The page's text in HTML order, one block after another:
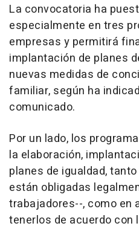
La convocatoria ha
especialmente en tres
empresas y permitirá
implantación de planes
nuevas medidas de
familiar, según ha
comunicado.
Por un lado, los
la elaboración,
planes de igualdad,
están obligadas
trabajadores--, como en
tenerlos de acuerdo con